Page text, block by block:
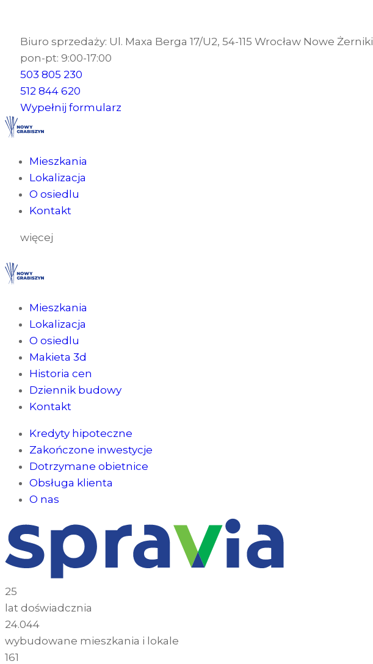
Biuro sprzedaży: Ul. Maxa Berga 17/U2, 54-115 Wrocław Nowe Żerniki
pon-pt: 9:00-17:00
503 805 230
512 844 620
Wypełnij formularz
Mieszkania
Lokalizacja
O osiedlu
Kontakt
więcej
Mieszkania
Lokalizacja
O osiedlu
Makieta 3d
Historia cen
Dziennik budowy
Kontakt
Kredyty hipoteczne
Zakończone inwestycje
Dotrzymane obietnice
Obsługa klienta
O nas
25
lat doświadcznia
24.044
wybudowane mieszkania i lokale
161